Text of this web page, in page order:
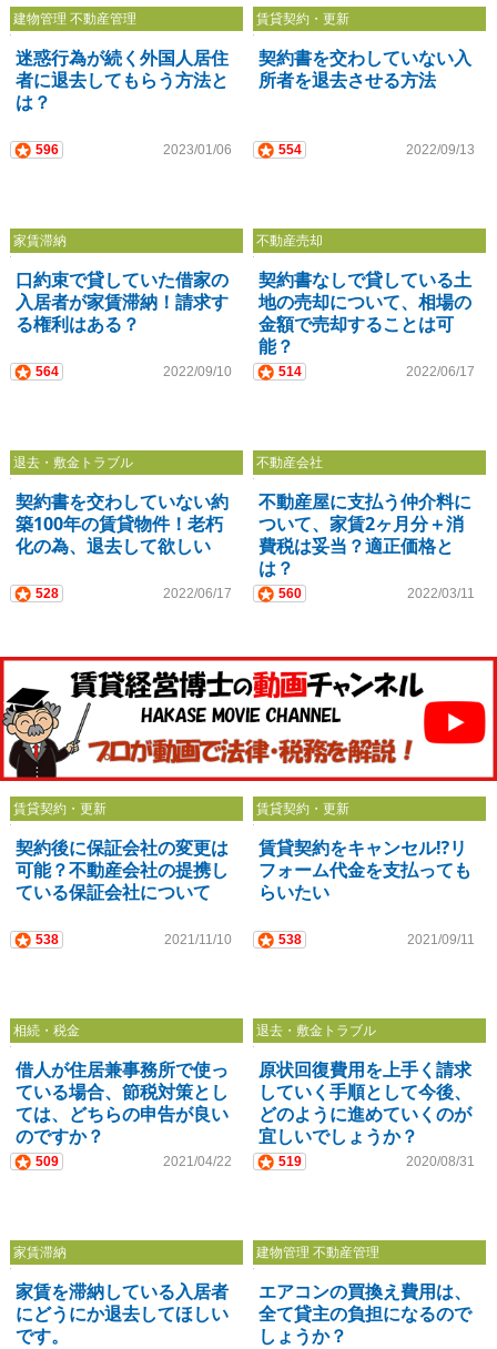
建物管理 不動産管理
迷惑行為が続く外国人居住
者に退去してもらう方法と
は？
596 2023/01/06
賃貸契約・更新
契約書を交わしていない入
所者を退去させる方法
554 2022/09/13
家賃滞納
口約束で貸していた借家の
入居者が家賃滞納！請求す
る権利はある？
564 2022/09/10
不動産売却
契約書なしで貸している土
地の売却について、相場の
金額で売却することは可
能？
514 2022/06/17
退去・敷金トラブル
契約書を交わしていない約
築100年の賃貸物件！老朽
化の為、退去して欲しい
528 2022/06/17
不動産会社
不動産屋に支払う仲介料に
ついて、家賃2ヶ月分＋消
費税は妥当？適正価格と
は？
560 2022/03/11
賃貸契約・更新
契約後に保証会社の変更は
可能？不動産会社の提携し
ている保証会社について
538 2021/11/10
賃貸契約・更新
賃貸契約をキャンセル⁉リ
フォーム代金を支払っても
らいたい
538 2021/09/11
相続・税金
借人が住居兼事務所で使っ
ている場合、節税対策とし
ては、どちらの申告が良い
のですか？
509 2021/04/22
退去・敷金トラブル
原状回復費用を上手く請求
していく手順として今後、
どのように進めていくのが
宜しいでしょうか？
519 2020/08/31
家賃滞納
家賃を滞納している入居者
にどうにか退去してほしい
です。
建物管理 不動産管理
エアコンの買換え費用は、
全て貸主の負担になるので
しょうか？